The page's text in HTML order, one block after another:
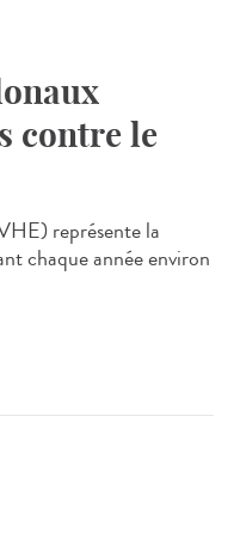
contre le
représente la
chaque année environ